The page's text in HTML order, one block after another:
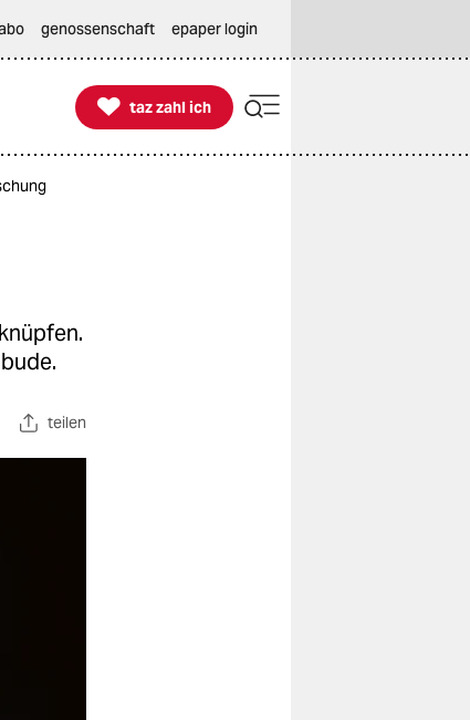
genossenschaft epaper login

taz zahl ich
taz zahl ich
teilen